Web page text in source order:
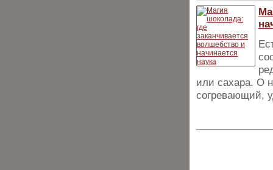
или сахара. О
согревающий,